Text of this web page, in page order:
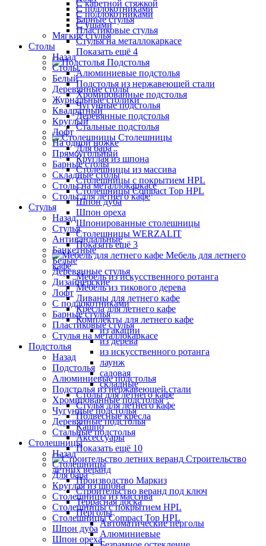
С подлокотниками
Барные стулья
Пластиковые стулья
Стулья на металлокаркасе
Показать ещё 4
Подстолья
Алюминиевые подстолья
Подстолья из нержавеющей стали
Хромированные подстолья
Чугунные подстолья
Деревянные подстолья
Стальные подстолья
Столешницы
Для бара
Круглая из шпона
Столешницы из массива
Столешницы с покрытием HPL
Столешницы Сompact Top HPL
Шпон дуба
Шпон ореха
Шпонированные столешницы
Столешницы WERZALIT
Показать ещё 3
Мебель для летнего
кафе
Мебель из искусственного ротанга
Мебель из тикового дерева
Диваны для летнего кафе
Кресла для летнего кафе
Комплекты для летнего кафе
из акации
из дерева
из искусственного ротанга
лаунж
садовая
складные
Столы для летнего кафе
Стулья для летнего кафе
Подвесные кресла
Кашпо
Аксессуары
Показать ещё 10
Строительство
летних веранд
Производство Маркиз
Строительство веранд под ключ
Террасная доска
Перголы
Автоматические перголы
Алюминиевые
С каретной стяжкой
С подлокотниками
С ушами
Мягкие стулья
Столы
Назад
Столы
Белый
Деревянные столы
Журнальные столики
Квадратный
Круглый
Лофт
На одной ножке
Прямоугольный
Барные столы
Складные столы
Столы на металлокаркасе
Столы для летнего кафе
Стулья
Назад
Стулья
Антивандальные
Банкетные
Белые
Деревянные стулья
Дизайнерские
Лофт
С подлокотниками
Барные стулья
Пластиковые стулья
Стулья на металлокаркасе
Подстолья
Назад
Подстолья
Алюминиевые подстолья
Подстолья из нержавеющей стали
Хромированные подстолья
Чугунные подстолья
Деревянные подстолья
Стальные подстолья
Столешницы
Назад
Столешницы
Для бара
Круглая из шпона
Столешницы из массива
Столешницы с покрытием HPL
Столешницы Сompact Top HPL
Шпон дуба
Шпон ореха